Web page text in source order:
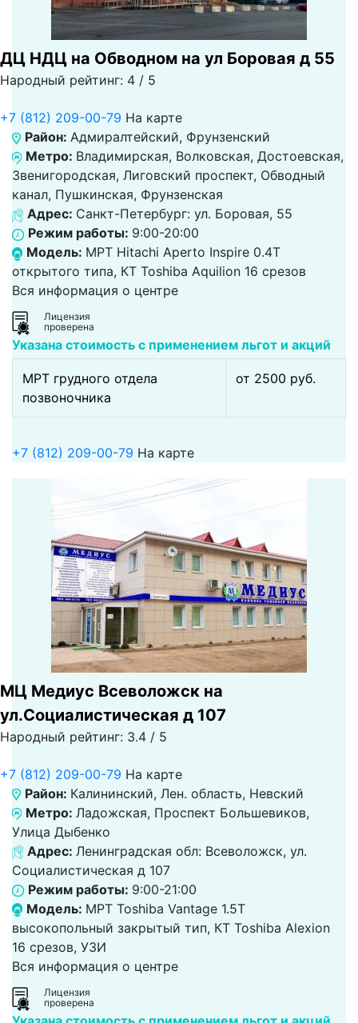
ДЦ НДЦ на Обводном на ул Боровая д 55
Народный рейтинг: 4 / 5
+7 (812) 209-00-79 На карте
Район: Адмиралтейский, Фрунзенский
Метро: Владимирская, Волковская, Достоевская,
Звенигородская, Лиговский проспект, Обводный
канал, Пушкинская, Фрунзенская
Адрес: Санкт-Петербург: ул. Боровая, 55
Режим работы: 9:00-20:00
Модель: МРТ Hitachi Aperto Inspire 0.4T
открытого типа, КТ Toshiba Aquilion 16 срезов
Вся информация о центре
Лицензия
проверена
Указана стоимость с применением льгот и акций
МРТ грудного отдела
позвоночника
от 2500 pуб.
+7 (812) 209-00-79 На карте
МЦ Медиус Всеволожск на
ул.Социалистическая д 107
Народный рейтинг: 3.4 / 5
+7 (812) 209-00-79 На карте
Район: Калининский, Лен. область, Невский
Метро: Ладожская, Проспект Большевиков,
Улица Дыбенко
Адрес: Ленинградская обл: Всеволожск, ул.
Социалистическая д 107
Режим работы: 9:00-21:00
Модель: МРТ Toshiba Vantage 1.5T
высокопольный закрытый тип, КТ Toshiba Alexion
16 срезов, УЗИ
Вся информация о центре
Лицензия
проверена